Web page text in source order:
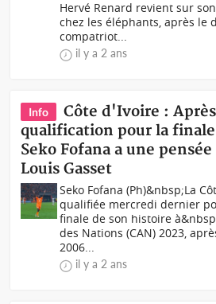
Hervé Renard revient sur
chez les éléphants, après le
compatriot...
il y a 2 ans
Info
Côte d'Ivoire :
qualification pour la finale
Seko Fofana a une
Louis Gasset
Seko Fofana (Ph)&nbsp;La
qualifiée mercredi dernier
finale de son histoire
des Nations (CAN) 2023,
2006...
il y a 2 ans